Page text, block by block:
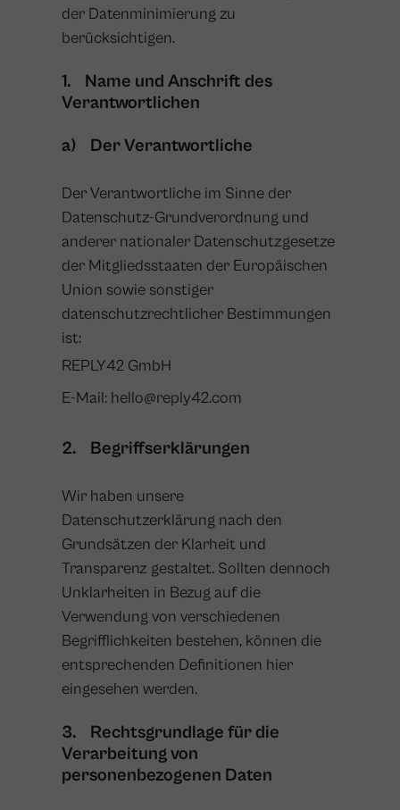
der Datenminimierung zu
berücksichtigen.
1. Name und Anschrift des
Verantwortlichen
a) Der Verantwortliche
Der Verantwortliche im Sinne der
Datenschutz-Grundverordnung und
anderer nationaler Datenschutzgesetze
der Mitgliedsstaaten der Europäischen
Union sowie sonstiger
datenschutzrechtlicher Bestimmungen
ist:
REPLY42 GmbH
E-Mail: hello@reply42.com
2. Begriffserklärungen
Wir haben unsere
Datenschutzerklärung nach den
Grundsätzen der Klarheit und
Transparenz gestaltet. Sollten dennoch
Unklarheiten in Bezug auf die
Verwendung von verschiedenen
Begrifflichkeiten bestehen, können die
entsprechenden Definitionen hier
eingesehen werden.
3. Rechtsgrundlage für die
Verarbeitung von
personenbezogenen Daten